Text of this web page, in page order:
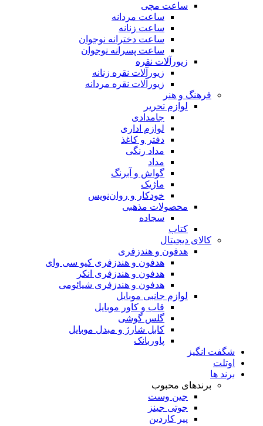
ساعت مچی
ساعت مردانه
ساعت زنانه
ساعت دخترانه نوجوان
ساعت پسرانه نوجوان
زیورآلات نقره
زیورآلات نقره زنانه
زیورآلات نقره مردانه
فرهنگ و هنر
لوازم تحریر
جامدادی
لوازم اداری
دفتر و کاغذ
مداد رنگی
مداد
گواش و آبرنگ
ماژیک
خودکار و روان‌نویس
محصولات مذهبی
سجاده
کتاب
کالای دیجیتال
هدفون و هندزفری
هدفون و هندزفری کیو سی وای
هدفون و هندزفری انکر
هدفون و هندزفری شیائومی
لوازم جانبی موبایل
قاب و کاور موبایل
گلس گوشی
کابل شارژ و مبدل موبایل
پاوربانک
شگفت انگیز
اوتلت
برند ها
برندهای محبوب
جین وست
جوتی جینز
پیر کاردین